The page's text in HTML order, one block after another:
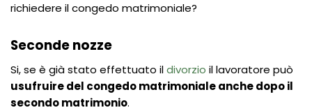
richiedere il congedo matrimoniale?
Seconde nozze
Si, se è già stato effettuato ildivorzio il lavoratore può
usufruire del congedo matrimoniale anche dopo il
secondo matrimonio.